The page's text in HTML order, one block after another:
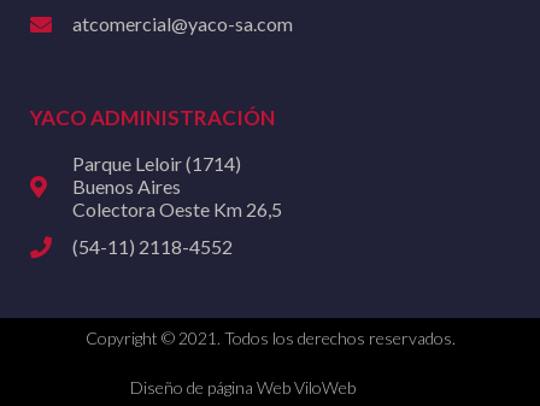
atcomercial@yaco-sa.com
YACO ADMINISTRACIÓN
Parque Leloir (1714)
Buenos Aires
Colectora Oeste Km 26,5
(54-11) 2118-4552
Copyright © 2021. Todos los derechos reservados.
Diseño de página Web ViloWeb